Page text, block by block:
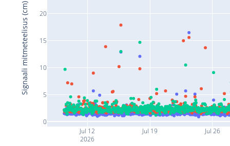
Jul 12
2026
Jul 19 Jul 26
0
5
10
15
20
Signaali mitmeteelisus (cm)